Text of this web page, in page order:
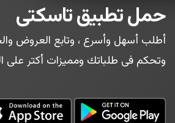
حمل تطبيق تاسكتى
أطلب أسهل وأسرع ، وتابع العروض
وتحكم فى طلباتك ومميزات أكتر على